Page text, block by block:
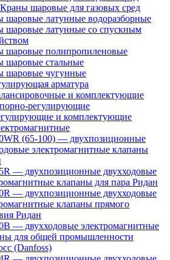
Краны шаровые для газовых сред
шаровые латунные водоразборные
шаровые латунные со спускным
шаровые полипропиленовые
шаровые стальные
шаровые чугунные
арматура
и комплектующие
регулирующие
и комплектующие
(65-100) — двухпозиционные
электромагнитные клапаны
— двухпозиционные двухходовые
клапаны для пара Ридан
— двухпозиционные двухходовые
клапаны прямого
Ридан
— двухходовые электромагнитные
для общей промышленности
(Danfoss)